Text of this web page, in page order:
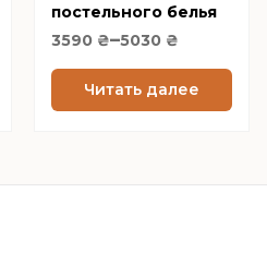
постельного белья
белый сатин 100%
хлопок White
3590 ₴–5030 ₴
Price
3590 ₴
through
Читать далее
be
chosen
on
the